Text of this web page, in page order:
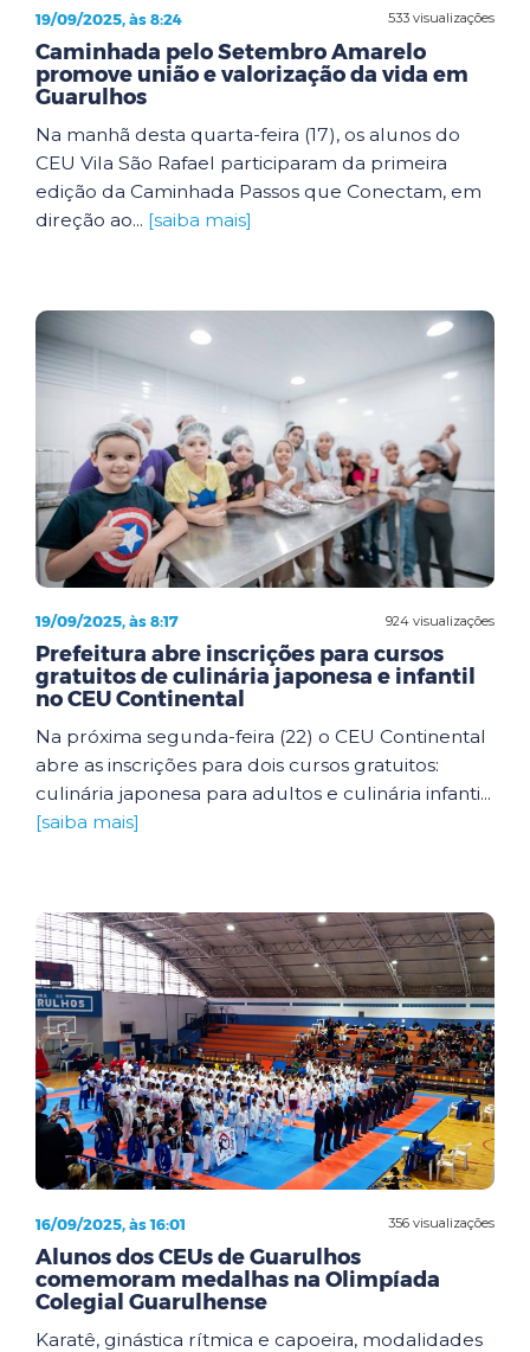
533 visualizações
19/09/2025, às 8:24
Caminhada pelo Setembro Amarelo
promove união e valorização da vida em
Guarulhos
Na manhã desta quarta-feira (17), os alunos do
CEU Vila São Rafael participaram da primeira
edição da Caminhada Passos que Conectam, em
direção ao... [saiba mais]
924 visualizações
19/09/2025, às 8:17
Prefeitura abre inscrições para cursos
gratuitos de culinária japonesa e infantil
no CEU Continental
Na próxima segunda-feira (22) o CEU Continental
abre as inscrições para dois cursos gratuitos:
culinária japonesa para adultos e culinária infanti...
[saiba mais]
356 visualizações
16/09/2025, às 16:01
Alunos dos CEUs de Guarulhos
comemoram medalhas na Olimpíada
Colegial Guarulhense
Karatê, ginástica rítmica e capoeira, modalidades